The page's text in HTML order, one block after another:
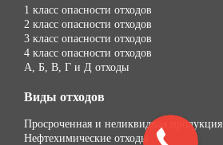
1 класс опасности отходов
2 класс опасности отходов
3 класс опасности отходов
4 класс опасности отходов
А, Б, В, Г и Д отходы
Виды отходов
Просроченная и неликвидная продукция
Нефтехимические отходы